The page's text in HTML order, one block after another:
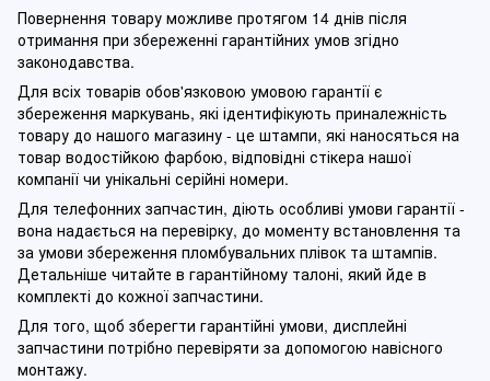
Повернення товару можливе протягом 14 днів після
отримання при збереженні гарантійних умов згідно
законодавства.
Для всіх товарів обов'язковою умовою гарантії є
збереження маркувань, які ідентифікують приналежність
товару до нашого магазину - це штампи, які наносяться на
товар водостійкою фарбою, відповідні стікера нашої
компанії чи унікальні серійні номери.
Для телефонних запчастин, діють особливі умови гарантії -
вона надається на перевірку, до моменту встановлення та
за умови збереження пломбувальних плівок та штампів.
Детальніше читайте в гарантійному талоні, який йде в
комплекті до кожної запчастини.
Для того, щоб зберегти гарантійні умови, дисплейні
запчастини потрібно перевіряти за допомогою навісного
монтажу.